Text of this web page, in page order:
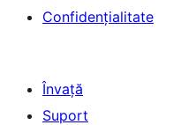
Confidențialitate
Învață
Suport